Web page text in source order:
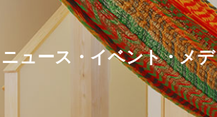
ニュース・イベント・メ